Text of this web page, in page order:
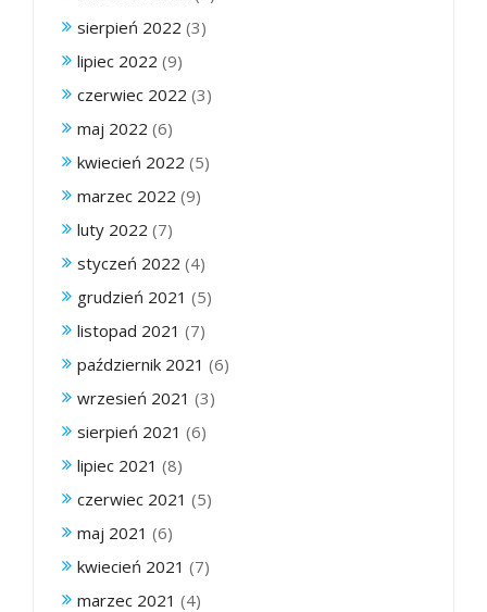
sierpień 2022 (3)
lipiec 2022 (9)
czerwiec 2022 (3)
maj 2022 (6)
kwiecień 2022 (5)
marzec 2022 (9)
luty 2022 (7)
styczeń 2022 (4)
grudzień 2021 (5)
listopad 2021 (7)
październik 2021 (6)
wrzesień 2021 (3)
sierpień 2021 (6)
lipiec 2021 (8)
czerwiec 2021 (5)
maj 2021 (6)
kwiecień 2021 (7)
marzec 2021 (4)